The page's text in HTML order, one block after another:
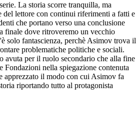
La storia scorre tranquilla, ma
del lettore con continui riferimenti a fatti e
che portano verso una conclusione
finale dove ritroveremo un vecchio
solo fantascienza, perchè Asimov trova il
problematiche politiche e sociali.
avuta per il ruolo secondario che alla fine
Fondazioni nella spiegazione contenuta
apprezzato il modo con cui Asimov fa
riportando tutto al protagonista